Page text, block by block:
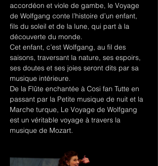
accordéon et viole de gambe, le Voyage
de Wolfgang conte l’histoire d’un enfant,
fils du soleil et de la lune, qui part à la
découverte du monde.
Cet enfant, c’est Wolfgang, au fil des
saisons, traversant la nature, ses espoirs,
ses doutes et ses joies seront dits par sa
musique intérieure.
De la Flûte enchantée à Cosi fan Tutte en
passant par la Petite musique de nuit et la
Marche turque, Le Voyage de Wolfgang
est un véritable voyage à travers la
musique de Mozart.